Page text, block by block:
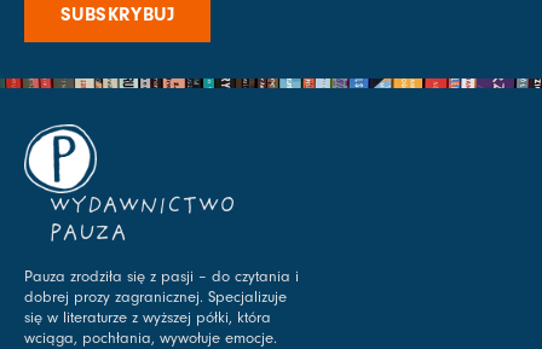
SUBSKRYBUJ
WYDAWNICTWO
PAUZA
Pauza zrodziła się z pasji – do czytania i
dobrej prozy zagranicznej. Specjalizuje
się w literaturze z wyższej półki, która
wciąga, pochłania, wywołuje emocje.